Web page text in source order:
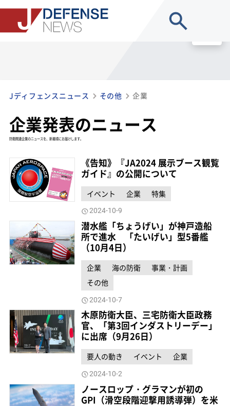
Jディフェンスニュース その他 企業
企業発表のニュース
防衛関連企業のニュースを、新着順にお届けします。
《告知》『JA2024 展示ブース観覧
ガイド』の公開について
イベント 企業 特集
2024-10-9
潜水艦「ちょうげい」が神戸造船
所で進水 「たいげい」型5番艦
（10月4日）
企業 海の防衛
事業・計画
その他
2024-10-7
木原防衛大臣、三宅防衛大臣政務
官、「第3回インダストリーデー」
に出席（9月26日）
要人の動き イベント 企業
2024-10-2
ノースロップ・グラマンが初の
GPI（滑空段階迎撃用誘導弾）を米